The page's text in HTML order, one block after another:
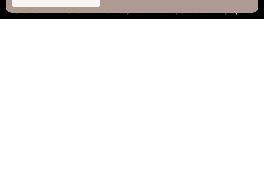
Каталог Поиск